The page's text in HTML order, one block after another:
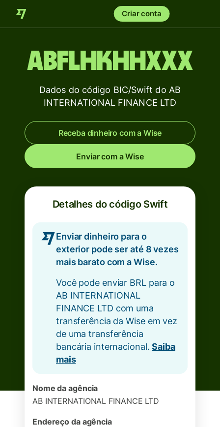
Criar conta
ABFLHKHHXXX
Dados do código BIC/Swift do AB
INTERNATIONAL FINANCE LTD
Receba dinheiro com a Wise
Enviar com a Wise
Detalhes do código Swift
Enviar dinheiro para o
exterior pode ser até 8 vezes
mais barato com a Wise.
Você pode enviar BRL para o
AB INTERNATIONAL
FINANCE LTD com uma
transferência da Wise em vez
de uma transferência
bancária internacional.Saiba
mais
Nome da agência
AB INTERNATIONAL FINANCE LTD
Endereço da agência